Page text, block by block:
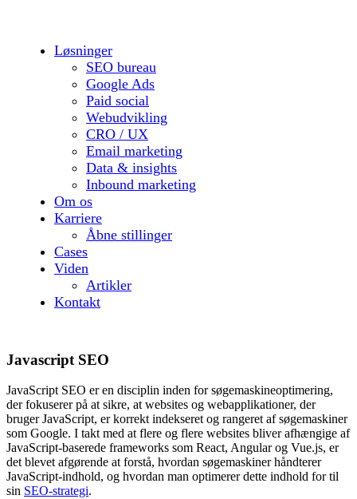
Løsninger
SEO bureau
Google Ads
Paid social
Webudvikling
CRO / UX
Email marketing
Data & insights
Inbound marketing
Om os
Karriere
Åbne stillinger
Cases
Viden
Artikler
Kontakt
Javascript SEO
JavaScript SEO er en disciplin inden for søgemaskineoptimering,
der fokuserer på at sikre, at websites og webapplikationer, der
bruger JavaScript, er korrekt indekseret og rangeret af søgemaskiner
som Google. I takt med at flere og flere websites bliver afhængige af
JavaScript-baserede frameworks som React, Angular og Vue.js, er
det blevet afgørende at forstå, hvordan søgemaskiner håndterer
JavaScript-indhold, og hvordan man optimerer dette indhold for til
sin SEO-strategi.